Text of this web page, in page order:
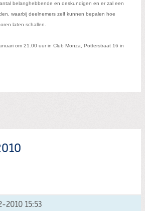
belanghebbende en deskundigen en er zal een
waarbij deelnemers zelf kunnen bepalen hoe
laten schallen.
om 21.00 uur in Club Monza, Potterstraat 16 in
2010 15:53